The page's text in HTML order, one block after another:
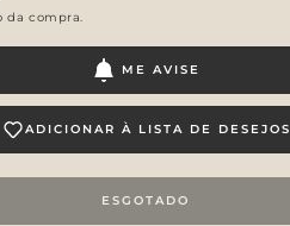
da compra.
ME AVISE
ADICIONAR À LISTA DE DESEJOS
ESGOTADO